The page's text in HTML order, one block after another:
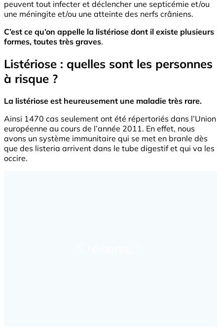
peuvent tout infecter et déclencher une septicémie et/ou
une méningite et/ou une atteinte des nerfs crâniens.
C’est ce qu’on appelle la listériose dont il existe plusieurs
formes, toutes très graves.
Listériose : quelles sont les personnes
à risque ?
La listériose est heureusement une maladie très rare.
Ainsi 1470 cas seulement ont été répertoriés dans l’Union
européenne au cours de l’année 2011. En effet, nous
avons un système immunitaire qui se met en branle dès
que des listeria arrivent dans le tube digestif et qui va les
occire.